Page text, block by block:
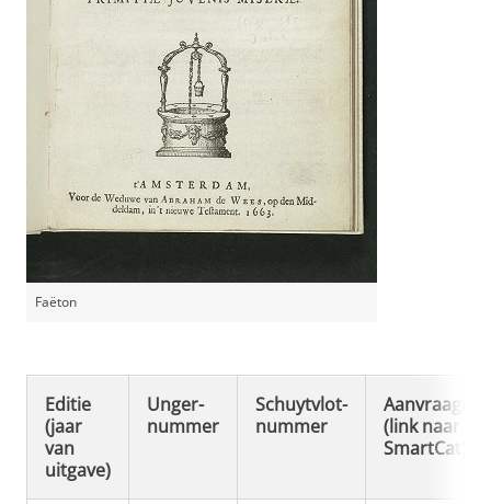
Faëton
Editie
(jaar
van
uitgave)
Unger-
nummer
Schuytvlot-
nummer
(link naar
SmartCat)